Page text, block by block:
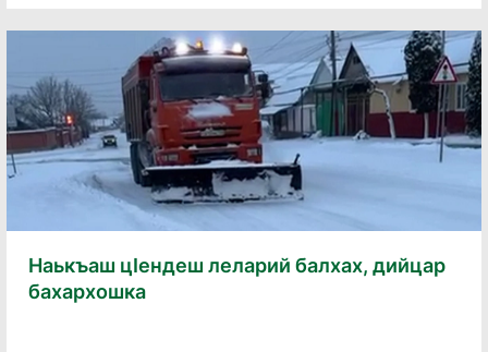
Наькъаш цӀендеш леларий балхах, дийцар
бахархошка